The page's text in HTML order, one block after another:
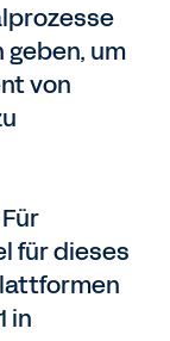
um
von
für dieses
in